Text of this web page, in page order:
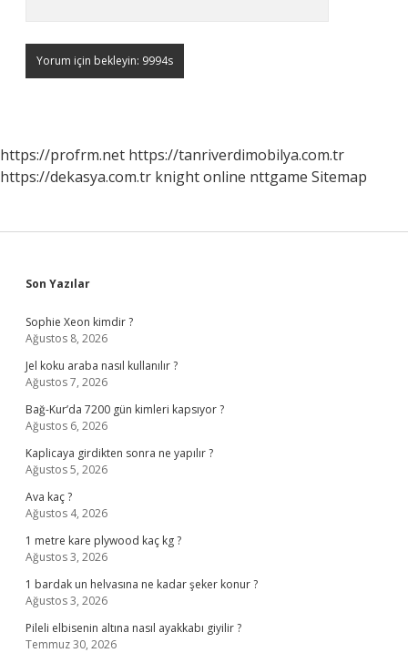
https://profrm.net https://tanriverdimobilya.com.tr
https://dekasya.com.tr knight online nttgame Sitemap
Sidebar
Son Yazılar
Sophie Xeon kimdir ?
Ağustos 8, 2026
Jel koku araba nasıl kullanılır ?
Ağustos 7, 2026
Bağ-Kur’da 7200 gün kimleri kapsıyor ?
Ağustos 6, 2026
Kaplicaya girdikten sonra ne yapılır ?
Ağustos 5, 2026
Ava kaç ?
Ağustos 4, 2026
1 metre kare plywood kaç kg ?
Ağustos 3, 2026
1 bardak un helvasına ne kadar şeker konur ?
Ağustos 3, 2026
Pileli elbisenin altına nasıl ayakkabı giyilir ?
Temmuz 30, 2026